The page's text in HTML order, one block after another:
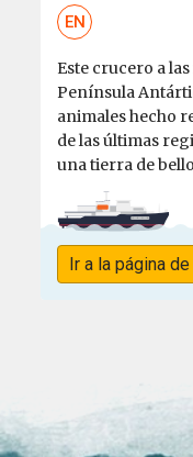
EN
Este crucero a
Península
animales hecho
de las últimas
una tierra de
Ir a la página